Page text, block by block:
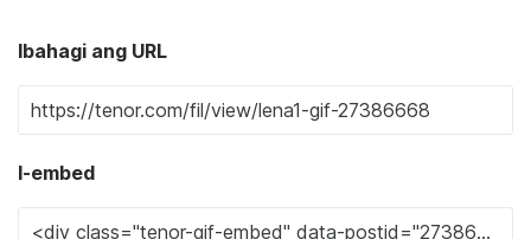
Ibahagi ang URL
I-embed